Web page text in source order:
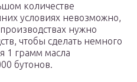
количестве
условиях невозможно,
нужно
чтобы сделать немного
1 грамм масла
бутонов.